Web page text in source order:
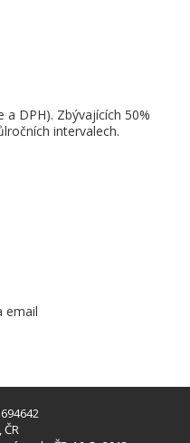
DPH). Zbývajících 50%
intervalech.
email